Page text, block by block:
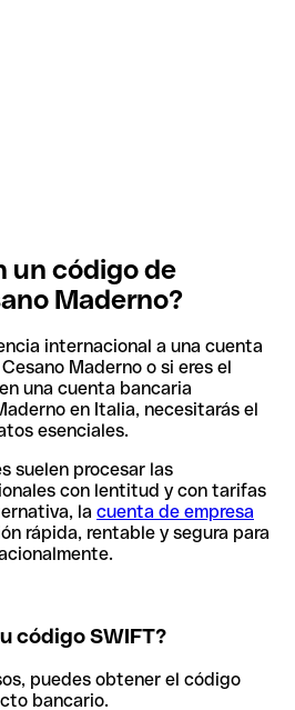
un código de
Maderno?
internacional a una cuenta
Maderno o si eres el
una cuenta bancaria
en Italia, necesitarás el
esenciales.
suelen procesar las
con lentitud y con tarifas
la cuenta de empresa
rápida, rentable y segura para
código SWIFT?
puedes obtener el código
bancario.